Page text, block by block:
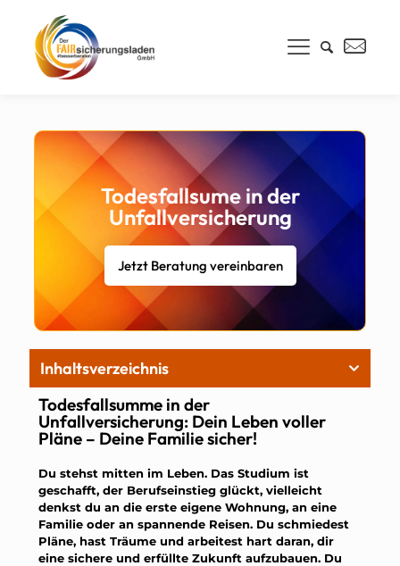
Todesfallsume in der
Unfallversicherung
Jetzt Beratung vereinbaren
Todesfallsumme in der
Unfallversicherung: Dein Leben voller
Pläne – Deine Familie sicher!
Du stehst mitten im Leben. Das Studium ist
geschafft, der Berufseinstieg glückt, vielleicht
denkst du an die erste eigene Wohnung, an eine
Familie oder an spannende Reisen. Du schmiedest
Pläne, hast Träume und arbeitest hart daran, dir
eine sichere und erfüllte Zukunft aufzubauen. Du
Inhaltsverzeichnis